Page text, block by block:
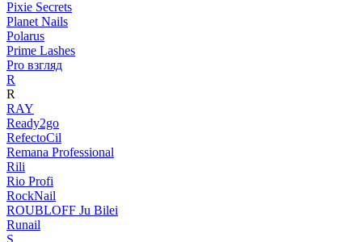
Pixie Secrets
Planet Nails
Polarus
Prime Lashes
Pro взгляд
R
R
RAY
Ready2go
RefectoCil
Remana Professional
Rili
Rio Profi
RockNail
ROUBLOFF Ju Bilei
Runail
S